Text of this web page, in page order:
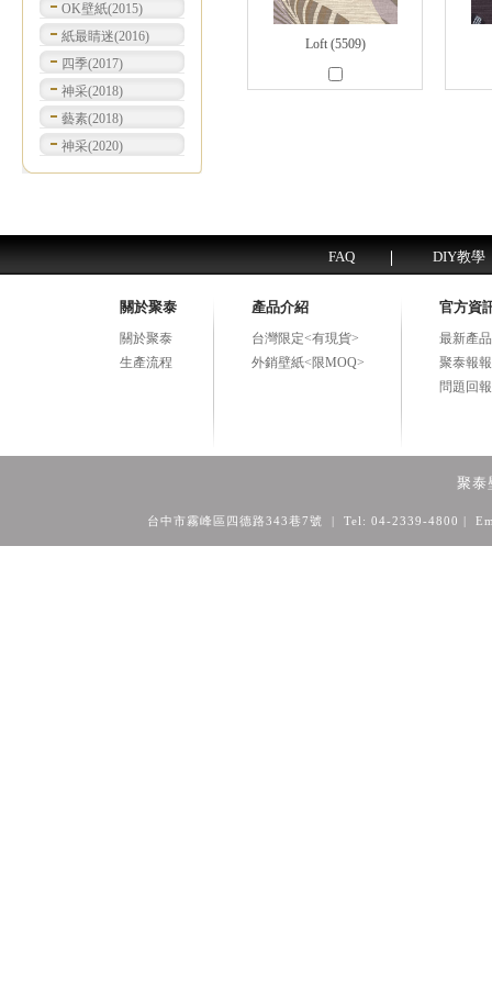
OK壁紙(2015)
紙最睛迷(2016)
四季(2017)
神采(2018)
藝素(2018)
神采(2020)
Loft (5509)
FAQ DIY教學
關於聚泰
關於聚泰
生產流程
產品介紹
台灣限定<有現貨>
外銷壁紙<限MOQ>
官方資
最新產
聚泰報報
問題回報
聚泰
台中市霧峰區四德路343巷7號 | Tel: 04-2339-4800 |